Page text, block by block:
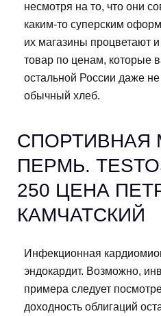
несмотря на то, что они
каким-то суперским
их магазины процветают
товар по ценам, которые
остальной России даже
обычный хлеб.
СПОРТИВНАЯ
ПЕРМЬ.
250 ЦЕНА
КАМЧАТСКИЙ
Инфекционная
эндокардит. Возможно,
примера следует
доходность облигаций